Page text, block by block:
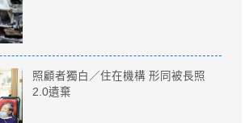
照顧者獨白／住在機構 形同被長照
2.0遺棄